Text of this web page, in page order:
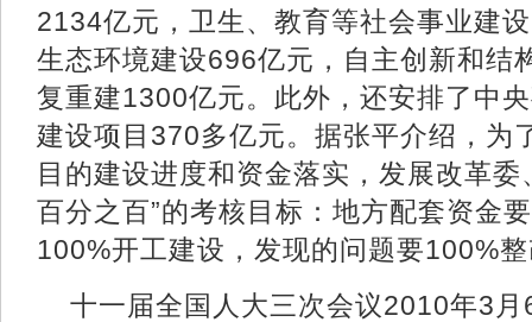
2134亿元，卫生、教育等社会事业建
生态环境建设696亿元，自主创新和结
复重建1300亿元。此外，还安排了中
建设项目370多亿元。据张平介绍，为
目的建设进度和资金落实，发展改革委
百分之百”的考核目标：地方配套资金
100%开工建设，发现的问题要100%
十一届全国人大三次会议2010年3